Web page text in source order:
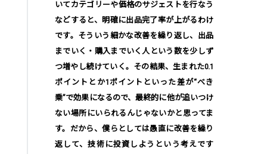
いてカテゴリーや価格のサジェストを行なう
などすると、明確に出品完了率が上がるわけ
です。そういう細かな改善を繰り返し、出品
までいく・購入までいく人という数を少しず
つ増やし続けていく。その結果、生まれた0.1
ポイントとか1ポイントといった差が“べき
乗”で効果になるので、最終的に他が追いつけ
ない場所にいられるんじゃないかと思ってま
す。だから、僕らとしては愚直に改善を繰り
返して、技術に投資しようという考えです